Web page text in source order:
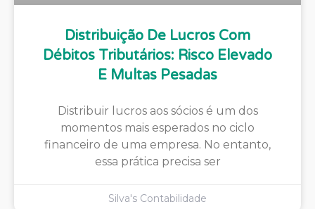
Distribuição De Lucros Com
Débitos Tributários: Risco Elevado
E Multas Pesadas
Distribuir lucros aos sócios é um dos
momentos mais esperados no ciclo
financeiro de uma empresa. No entanto,
essa prática precisa ser
Silva's Contabilidade